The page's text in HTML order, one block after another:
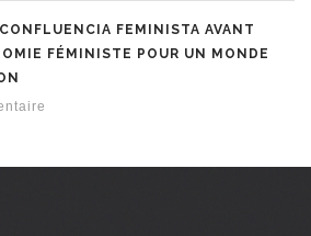
FEMINISTA AVANT
FÉMINISTE POUR UN MONDE